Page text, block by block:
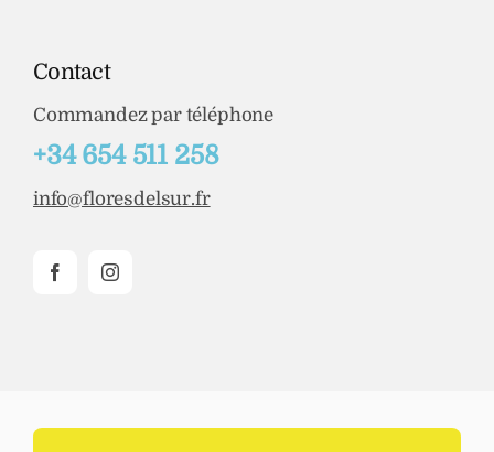
Contact
Commandez par téléphone
+34 654 511 258
info@floresdelsur.fr